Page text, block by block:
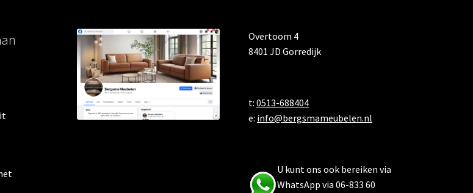
Overtoom 4
8401 JD Gorredijk
t: 0513-688404
e: info@bergsmameubelen.nl
U kunt ons ook bereiken via
WhatsApp via 06-833 60